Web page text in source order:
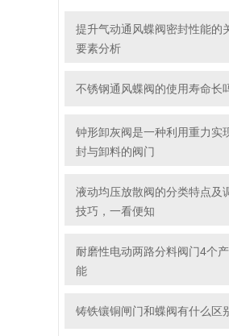
提升气动通风蝶阀密封性能的
要素分析
不锈钢通风蝶阀的使用寿命长
钟形卸灰阀是一种利用重力实
封与卸料的阀门
液动均压放散阀的分类特点及
技巧，一看便知
耐磨性电动两路分料阀门4个
能
铸铁镶铜闸门和蝶阀有什么区